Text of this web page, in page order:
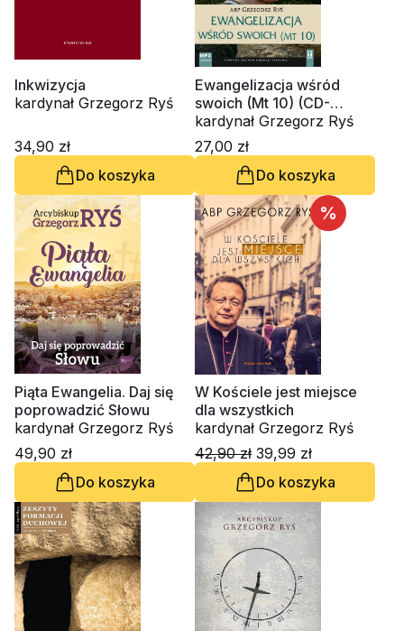
Inkwizycja
kardynał Grzegorz Ryś
34,90 zł
Do koszyka
Ewangelizacja wśród
swoich (Mt 10) (CD-
audiobook)
kardynał Grzegorz Ryś
27,00 zł
Do koszyka
Piąta Ewangelia. Daj się
poprowadzić Słowu
kardynał Grzegorz Ryś
49,90 zł
Do koszyka
%
W Kościele jest miejsce
dla wszystkich
kardynał Grzegorz Ryś
42,90 zł 39,99 zł
Do koszyka